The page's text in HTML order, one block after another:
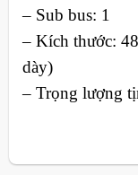
– Sub bus: 1
– Kích thước:
dày)
– Trọng lượng